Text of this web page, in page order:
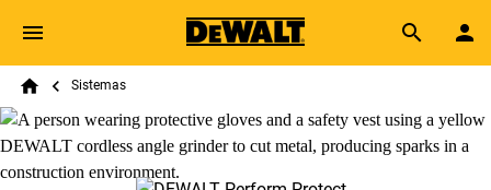
Skip to main content
Search
Breadcrumb
Sistemas